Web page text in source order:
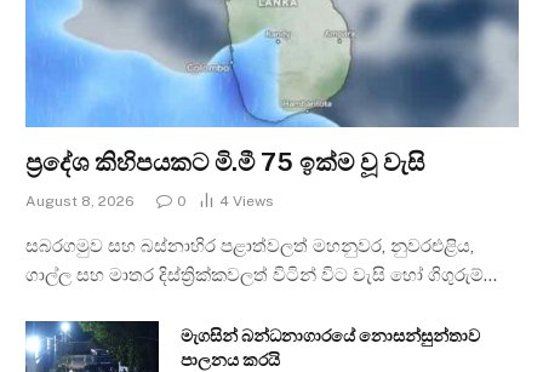
ප්‍රදේශ කිහිපයකට මි.මී 75 ඉක්ම වූ වැසි
August 8, 2026 0 4 Views
සබරගමුව සහ බස්නාහිර පළාත්වලත් මහනුවර, නුවරඑළිය,
ගාල්ල සහ මාතර දිස්ත්‍රික්කවලත් විටින් විට වැසි හෝ ගිගුරුම්…
මැගසින් බන්ධනාගාරයේ නොසන්සුන්තාව
පාලනය කරයි